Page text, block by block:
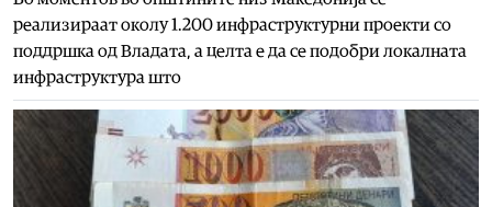
реализираат околу 1.200 инфраструктурни проекти со
поддршка од Владата, а целта е да се подобри локалната
инфраструктура што